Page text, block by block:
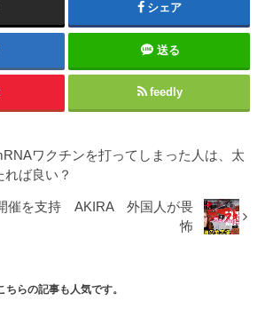
シェア
送る
feedly
ワクチンを打ってしまった人は、太
れば良い？
催を支持 AKIRA 外国人が畏
怖
ちらの記事も人気です。